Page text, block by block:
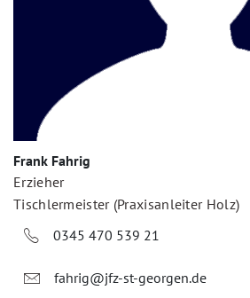
Frank Fahrig
Erzieher
Tischlermeister (Praxisanleiter Holz)
0345 470 539 21
fahrig@jfz-st-georgen.de